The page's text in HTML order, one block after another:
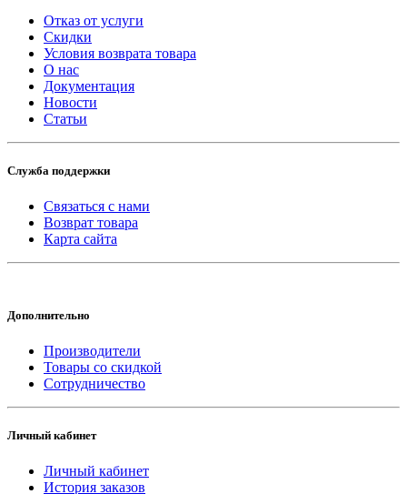
Отказ от услуги
Скидки
Условия возврата товара
О нас
Документация
Новости
Статьи
Служба поддержки
Связаться с нами
Возврат товара
Карта сайта
Дополнительно
Производители
Товары со скидкой
Сотрудничество
Личный кабинет
Личный кабинет
История заказов